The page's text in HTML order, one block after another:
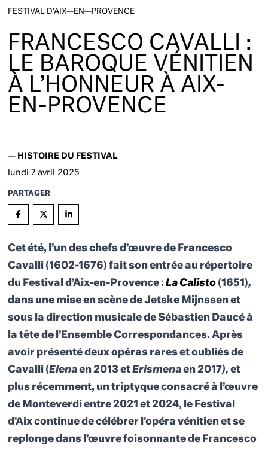
FESTIVAL D’AIX—EN—PROVENCE
FRANCESCO CAVALLI :
LE BAROQUE VÉNITIEN
À L’HONNEUR À AIX-
EN-PROVENCE
— HISTOIRE DU FESTIVAL
lundi 7 avril 2025
PARTAGER
Cet été, l’un des chefs d’œuvre de Francesco
Cavalli (1602-1676) fait son entrée au répertoire
du Festival d’Aix-en-Provence :La Calisto (1651),
dans une mise en scène de Jetske Mijnssen et
sous la direction musicale de Sébastien Daucé à
la tête de l’Ensemble Correspondances. Après
avoir présenté deux opéras rares et oubliés de
Cavalli (Elenaen 2013 etErismenaen 2017),et
plus récemment, un triptyque consacré à l’œuvre
de Monteverdi entre 2021 et 2024, le Festival
d’Aix continue de célébrer l’opéra vénitien et se
replonge dans l’œuvre foisonnante de Francesco